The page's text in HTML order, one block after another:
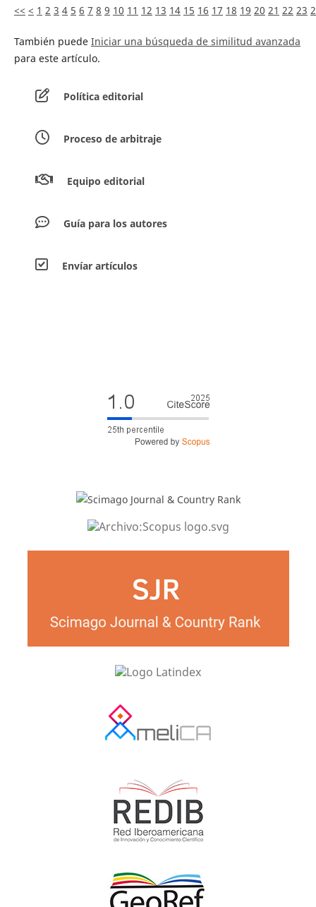
<< < 1 2 3 4 5 6 7 8 9 10 11 12 13 14 15 16 17 18 19 20 21 22 23
También puede Iniciar una búsqueda de similitud avanzada
para este artículo.
Política editorial
Proceso de arbitraje
Equipo editorial
Guía para los autores
Envíar artículos